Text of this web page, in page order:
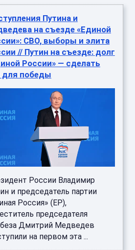
Путина и
на съезде «Единой
СВО, выборы и элита
// Путин на съезде: долг
России» — сделать
для победы
России Владимир
и председатель партии
Россия» (ЕР),
председателя
Дмитрий Медведев
на первом эта ...